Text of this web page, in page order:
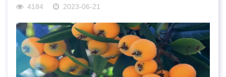
4184 2023-06-21